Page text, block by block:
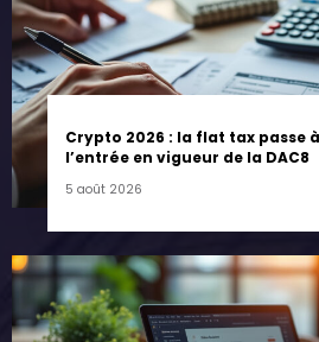
Crypto 2026 : la flat tax passe à
l’entrée en vigueur de la DAC8
5 août 2026